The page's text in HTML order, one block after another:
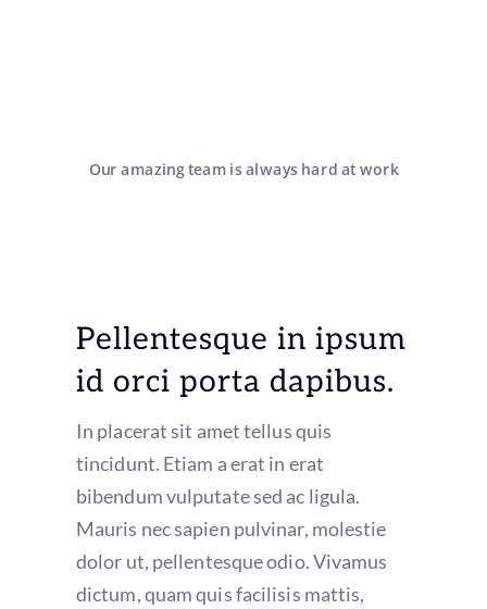
Our amazing team is always hard at work
Pellentesque in ipsum
id orci porta dapibus.
In placerat sit amet tellus quis
tincidunt. Etiam a erat in erat
bibendum vulputate sed ac ligula.
Mauris nec sapien pulvinar, molestie
dolor ut, pellentesque odio. Vivamus
dictum, quam quis facilisis mattis,